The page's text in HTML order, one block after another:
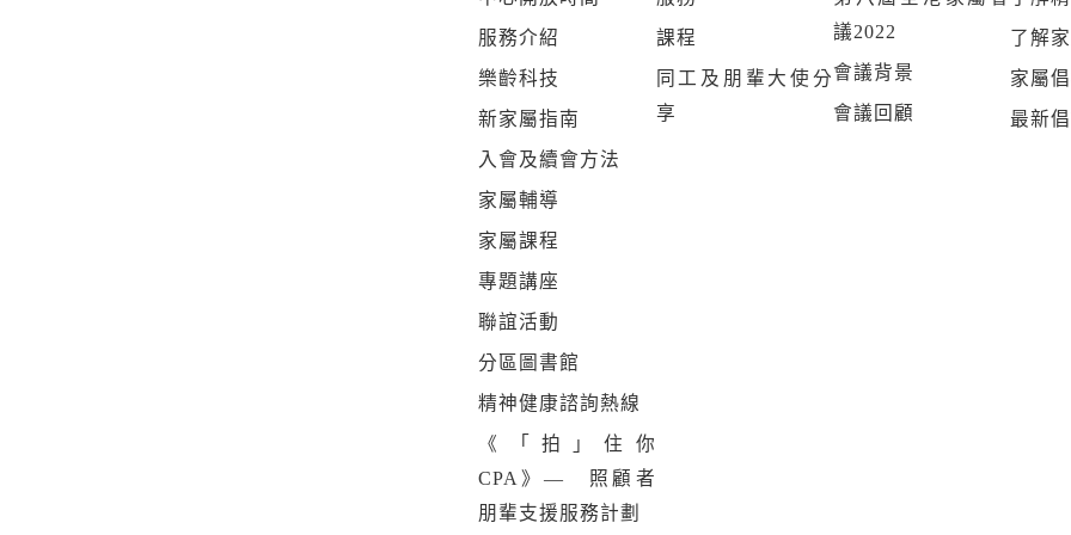
服務介紹
樂齡科技
新家屬指南
入會及續會方法
家屬輔導
家屬課程
專題講座
聯誼活動
分區圖書館
精神健康諮詢熱線
《「拍」住你
CPA》— 照顧者
朋輩支援服務計劃
課程
同工及朋輩大使分
享
議2022
會議背景
會議回顧
了解
家屬
最新